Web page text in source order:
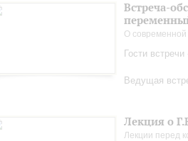
Встреча-
О
Гости
Ведущая
Лекция о
Лекции перед